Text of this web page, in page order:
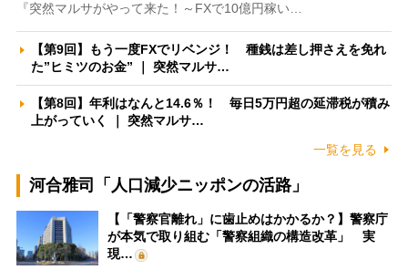
『突然マルサがやって来た！～FXで10億円稼い…
【第9回】もう一度FXでリベンジ！ 種銭は差し押さえを免れ
た”ヒミツのお金” ｜ 突然マルサ…
【第8回】年利はなんと14.6％！ 毎日5万円超の延滞税が積み
上がっていく ｜ 突然マルサ…
一覧を見る
河合雅司「人口減少ニッポンの活路」
【「警察官離れ」に歯止めはかかるか？】警察庁
が本気で取り組む「警察組織の構造改革」 実
現…